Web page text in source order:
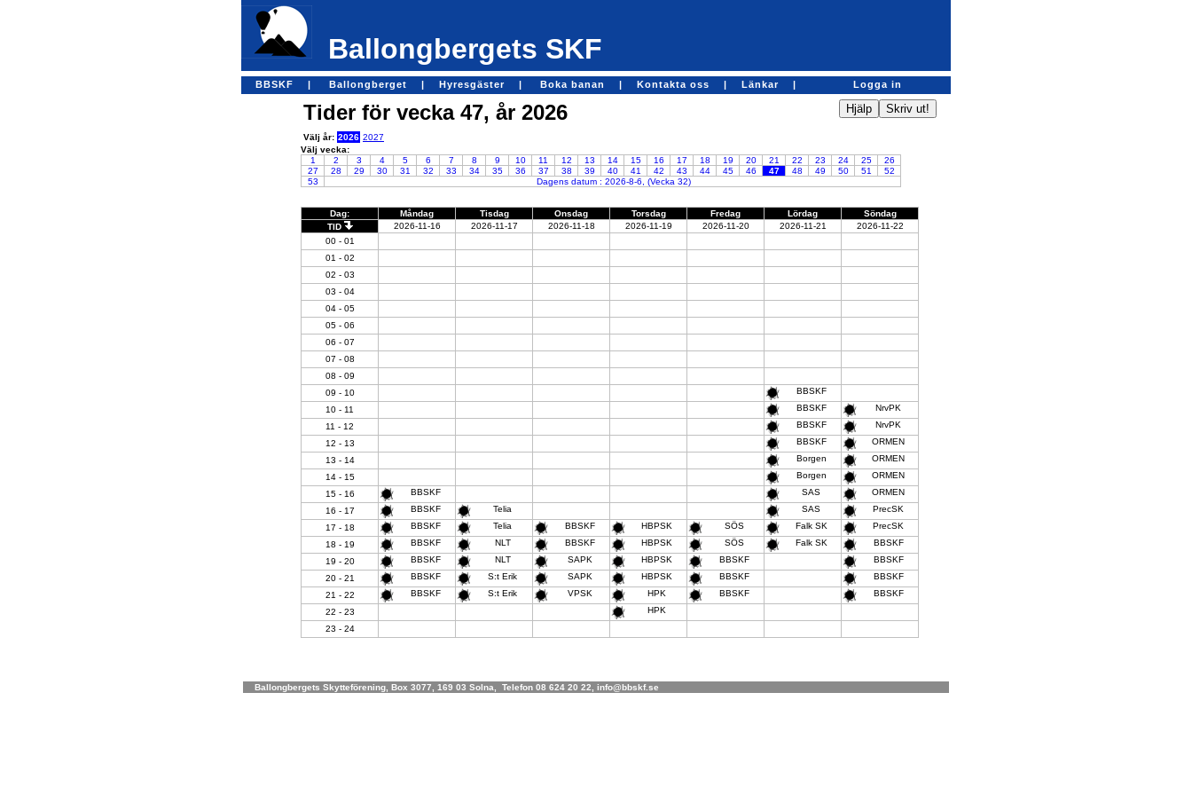
Ballongbergets SKF
BBSKF | Ballongberget | Hyresgäster | Boka banan | Kontakta oss | Länkar | Logga in
Tider för vecka 47, år 2026
Välj år: 2026 2027
Välj vecka:
1
2 3 4 5 6 7 8 9 10 11 12 13 14 15 16 17 18 19 20 21 22 23 24 25
26
27
28 29 30 31 32 33 34 35 36 37 38 39 40 41 42 43 44 45 46 47 48 49 50 51
52
53
Dagens datum : 2026-8-6, (Vecka 32)
Dag: Måndag Tisdag Onsdag Torsdag Fredag Lördag
Söndag
TID
2026-11-16 2026-11-17 2026-11-18 2026-11-19 2026-11-20 2026-11-21
2026-11-22
00 - 01
01 - 02
02 - 03
03 - 04
04 - 05
05 - 06
06 - 07
07 - 08
08 - 09
09 - 10
BBSKF
10 - 11
BBSKF
NrvPK
11 - 12
BBSKF
NrvPK
12 - 13
BBSKF
ORMEN
13 - 14
Borgen
ORMEN
14 - 15
Borgen
ORMEN
15 - 16
BBSKF SAS
ORMEN
16 - 17
BBSKF Telia SAS
PrecSK
17 - 18
BBSKF Telia BBSKF HBPSK SÖS Falk SK
PrecSK
18 - 19
BBSKF NLT BBSKF HBPSK SÖS Falk SK
BBSKF
19 - 20
BBSKF NLT SAPK HBPSK BBSKF
BBSKF
20 - 21
BBSKF S:t Erik SAPK HBPSK BBSKF
BBSKF
21 - 22
BBSKF S:t Erik VPSK HPK BBSKF
BBSKF
22 - 23
HPK
23 - 24
Ballongbergets Skytteförening, Box 3077, 169 03 Solna, Telefon 08 624 20 22, info@bbskf.se